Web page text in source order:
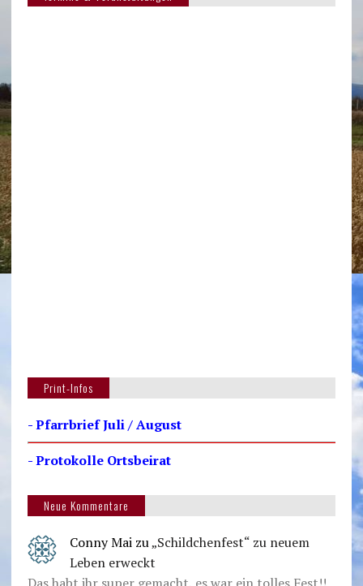
Print-Infos
- Pfarrbrief Juli / August
- Protokolle Ortsbeirat
Neue Kommentare
Conny Mai zu„Schildchenfest“ zu neuem
Leben erweckt